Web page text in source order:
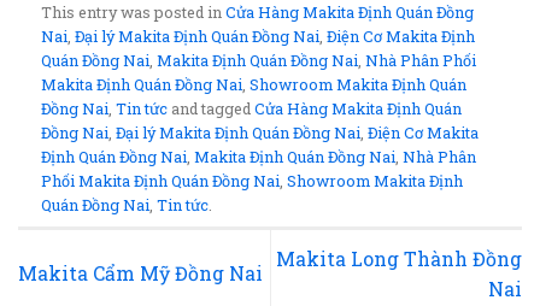
This entry was posted inCửa Hàng Makita Định Quán Đồng
Nai ,Đại lý Makita Định Quán Đồng Nai ,Điện Cơ Makita Định
Quán Đồng Nai ,Makita Định Quán Đồng Nai ,Nhà Phân Phối
Makita Định Quán Đồng Nai ,Showroom Makita Định Quán
Đồng Nai ,Tin tức and taggedCửa Hàng Makita Định Quán
Đồng Nai ,Đại lý Makita Định Quán Đồng Nai ,Điện Cơ Makita
Định Quán Đồng Nai ,Makita Định Quán Đồng Nai ,Nhà Phân
Phối Makita Định Quán Đồng Nai ,Showroom Makita Định
Quán Đồng Nai ,Tin tức
Makita Cẩm Mỹ Đồng Nai
Makita Long Thành Đồng
Nai